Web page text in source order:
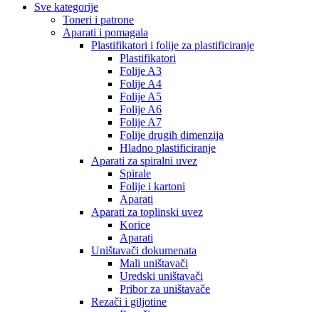
Sve kategorije
Toneri i patrone
Aparati i pomagala
Plastifikatori i folije za plastificiranje
Plastifikatori
Folije A3
Folije A4
Folije A5
Folije A6
Folije A7
Folije drugih dimenzija
Hladno plastificiranje
Aparati za spiralni uvez
Spirale
Folije i kartoni
Aparati
Aparati za toplinski uvez
Korice
Aparati
Uništavači dokumenata
Mali uništavači
Uredski uništavači
Pribor za uništavače
Rezači i giljotine